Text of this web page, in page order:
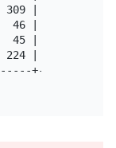
| 309 |
46 | Yes     |
|  45 |         |
| 224 |
+---------